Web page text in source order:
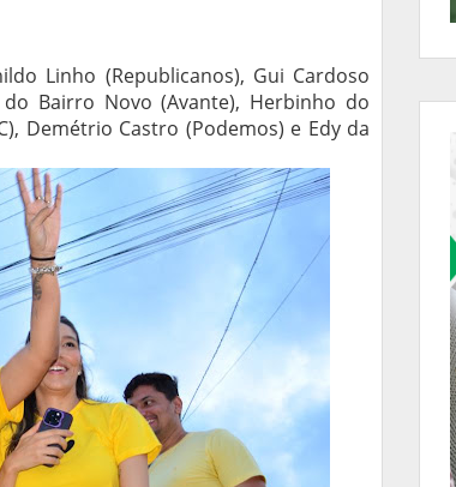
Linho (Republicanos), Gui Cardoso
Bairro Novo (Avante), Herbinho do
Demétrio Castro (Podemos) e Edy da